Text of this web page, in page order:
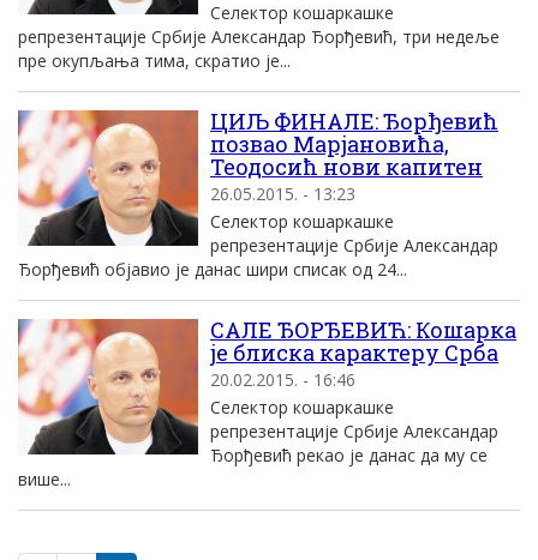
Селектор кошаркашке
репрезентације Србије Александар Ђорђевић, три недеље
пре окупљања тима, скратио је...
ЦИЉ ФИНАЛЕ: Ђорђевић
позвао Марјановића,
Теодосић нови капитен
26.05.2015. - 13:23
Селектор кошаркашке
репрезентације Србије Александар
Ђорђевић објавио је данас шири списак од 24...
САЛЕ ЂОРЂЕВИЋ: Кошарка
је блиска карактеру Срба
20.02.2015. - 16:46
Селектор кошаркашке
репрезентације Србије Александар
Ђорђевић рекао је данас да му се
више...